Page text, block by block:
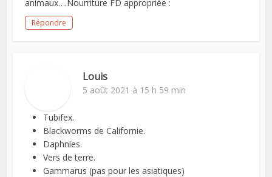
animaux….Nourriture FD appropriée :
Répondre
Louis
5 août 2021 à 15 h 59 min
Tubifex.
Blackworms de Californie.
Daphnies.
Vers de terre.
Gammarus (pas pour les asiatiques)